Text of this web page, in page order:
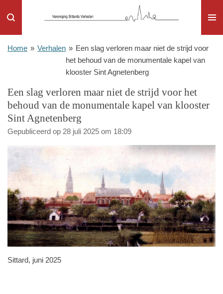
direct
naar
de
Home » Verhalen » Een slag verloren maar niet de strijd voor
het behoud van de monumentale kapel van
klooster Sint Agnetenberg
Een slag verloren maar niet de strijd voor het
behoud van de monumentale kapel van klooster
Sint Agnetenberg
Gepubliceerd op 28 juli 2025 om 18:09
Sittard, juni 2025